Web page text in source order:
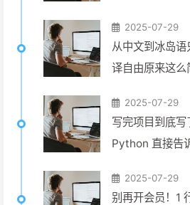
2025-07-29
从中文到冰岛语
译自由原来这么
2025-07-29
写完项目到底
Python 直接告
2025-07-29
别再开会员！1